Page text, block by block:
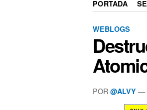
PORTADA
WEBLOGS
POR @ALVY —